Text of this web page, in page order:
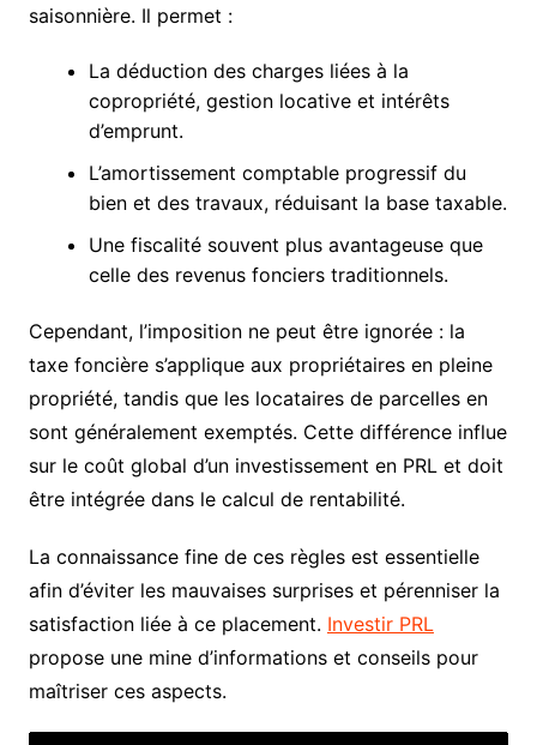
saisonnière. Il permet :
La déduction des charges liées à la
copropriété, gestion locative et intérêts
d’emprunt.
L’amortissement comptable progressif du
bien et des travaux, réduisant la base taxable.
Une fiscalité souvent plus avantageuse que
celle des revenus fonciers traditionnels.
Cependant, l’imposition ne peut être ignorée : la
taxe foncière s’applique aux propriétaires en pleine
propriété, tandis que les locataires de parcelles en
sont généralement exemptés. Cette différence influe
sur le coût global d’un investissement en PRL et doit
être intégrée dans le calcul de rentabilité.
La connaissance fine de ces règles est essentielle
afin d’éviter les mauvaises surprises et pérenniser la
satisfaction liée à ce placement. Investir PRL
propose une mine d’informations et conseils pour
maîtriser ces aspects.